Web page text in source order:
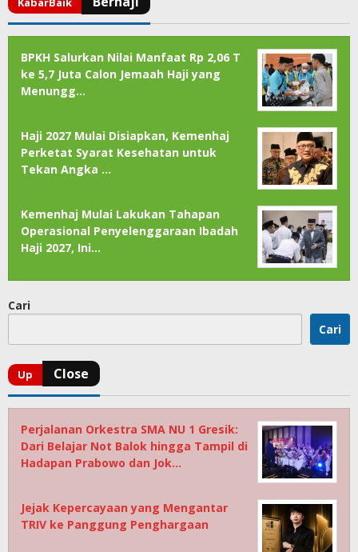
BPKH Salurkan Nilai Manfaat Rp 2,06 T
ke 5,7 Juta Calon Jemaah Haji yang
Menungg…
Haji 2027 Mulai Disiapkan, Kemenhaj
Perketat Syarat Kesehatan untuk
Tekan Angka …
Kemenhaj Mulai Lakukan Tahapan
Operasional Penyelenggaraan Ibadah
Haji 2027, Ini…
Cari
Cari
Perjalanan Orkestra SMA NU 1 Gresik:
Dari Belajar Not Balok hingga Tampil di
Hadapan Prabowo dan Jok…
Jejak Kepercayaan yang Mengantar
TRIV ke Panggung Penghargaan